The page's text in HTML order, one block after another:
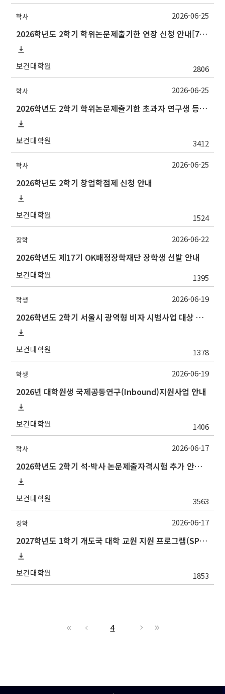
학사
2026학년도 2학기 학위논문제출기한 연장 신청 안내[7/10(금)까지]
보건대학원 2806
2026-06-25
학사
2026학년도 2학기 학위논문제출기한 초과자 연구생 등록 신청 안내[7/10(금)까지]
보건대학원 3412
2026-06-25
학사
2026학년도 2학기 창업학점제 신청 안내
보건대학원 1524
2026-06-25
장학
2026학년도 제17기 OK배정장학재단 장학생 선발 안내
보건대학원 1395
2026-06-22
학생
2026학년도 2학기 서울시 광역형 비자 시범사업 대상 추천 안내
보건대학원 1378
2026-06-19
학생
2026년 대학원생 국제공동연구(Inbound)지원사업 안내
보건대학원 1406
2026-06-19
학사
2026학년도 2학기 석·박사 논문제출자격시험 추가 안내(석사 시험장소 변경 등)
보건대학원 3563
2026-06-17
장학
2027학년도 1학기 개도국 대학 교원 지원 프로그램(SPF)장학생 선발 안내
보건대학원 1853
2026-06-17
4